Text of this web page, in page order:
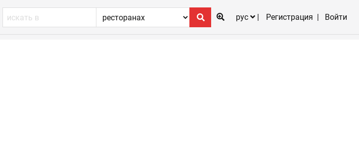
рус
Регистрация Войти